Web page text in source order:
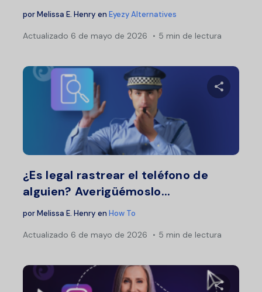
porMelissa E. Henry en Eyezy Alternatives
Actualizado 6 de mayo de 2026 5 min de lectura
¿Es legal rastrear el teléfono de
alguien? Averigüémoslo...
porMelissa E. Henry en How To
Actualizado 6 de mayo de 2026 5 min de lectura